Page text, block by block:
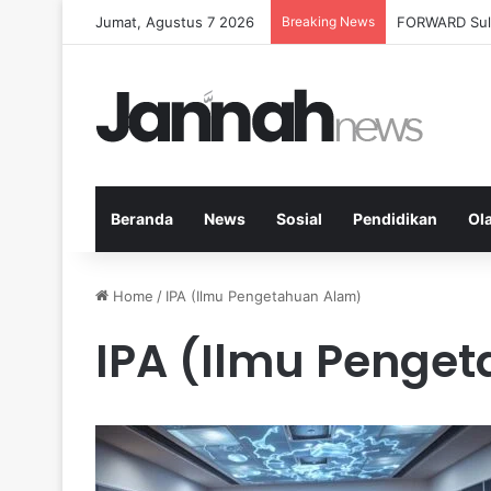
Jumat, Agustus 7 2026 Breaking News Milenial
Beranda News Sosial Pendidikan
Home / IPA (Ilmu Pengetahuan Alam)
IPA (Ilmu